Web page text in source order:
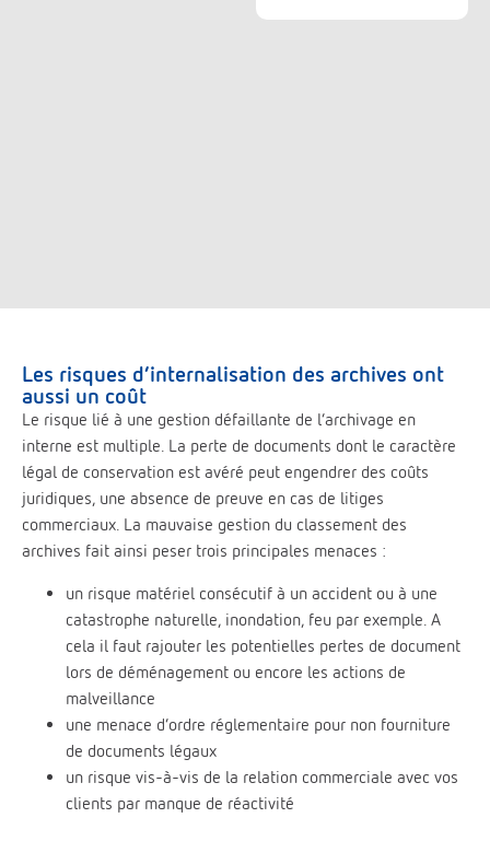
Les risques d’internalisation des archives ont
aussi un coût
Le risque lié à une gestion défaillante de l’archivage en
interne est multiple. La perte de documents dont le caractère
légal de conservation est avéré peut engendrer des coûts
juridiques, une absence de preuve en cas de litiges
commerciaux. La mauvaise gestion du classement des
archives fait ainsi peser trois principales menaces :
un risque matériel consécutif à un accident ou à une
catastrophe naturelle, inondation, feu par exemple. A
cela il faut rajouter les potentielles pertes de document
lors de déménagement ou encore les actions de
malveillance
une menace d’ordre réglementaire pour non fourniture
de documents légaux
un risque vis-à-vis de la relation commerciale avec vos
clients par manque de réactivité